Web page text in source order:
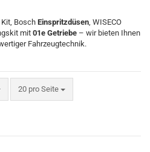
Kit, Bosch Einspritzdüsen, WISECO
mit 01e Getriebe – wir bieten Ihnen
Fahrzeugtechnik.
20 pro Seite
pro Seite